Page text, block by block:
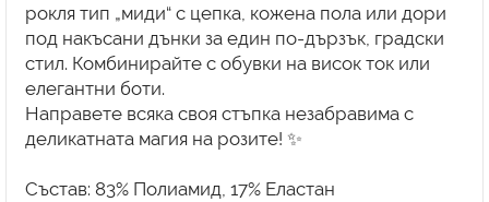
рокля тип „миди“ с цепка, кожена пола или дори
под накъсани дънки за един по-дързък, градски
стил. Комбинирайте с обувки на висок ток или
елегантни боти.
Направете всяка своя стъпка незабравима с
деликатната магия на розите! ✨
Състав: 83% Полиамид, 17% Еластан